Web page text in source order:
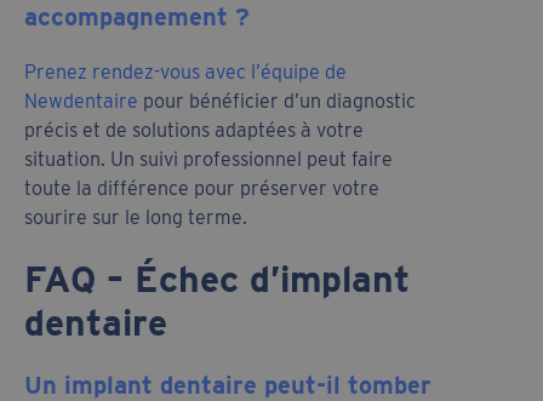
accompagnement ?
Prenez rendez-vous avec l’équipe de
Newdentaire pour bénéficier d’un diagnostic
précis et de solutions adaptées à votre
situation. Un suivi professionnel peut faire
toute la différence pour préserver votre
sourire sur le long terme.
FAQ – Échec d’implant
dentaire
Un implant dentaire peut-il tomber